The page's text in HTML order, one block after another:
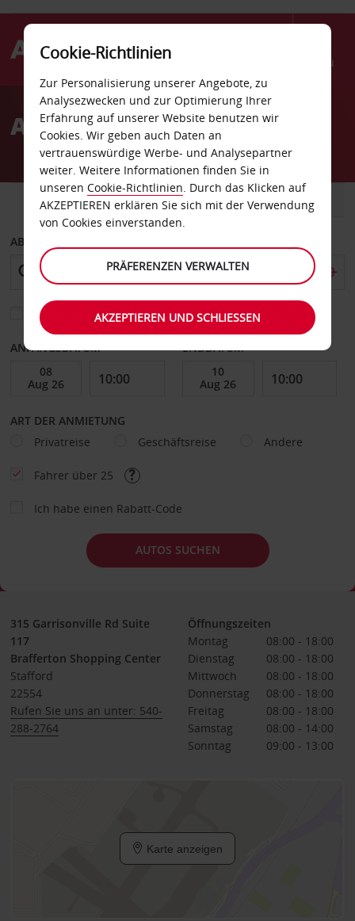
Menü
AvisAutovermietung Stafford
FAHRZEUG TRANSPORTER
ABHOLEN VON
Eine andere Rückgabestation auswählen
ANFANGSDATUM ENDDATUM
ART DER ANMIETUNG
Privatreise
Geschäftsreise Andere
Fahrer über 25
Ich habe einen Rabatt-Code
AUTOS SUCHEN
315 Garrisonville Rd Suite
117
Brafferton Shopping Center
Stafford
22554
Rufen Sie uns an unter: 540-
288-2764
Öffnungszeiten
Montag
08:00 - 18:00
Dienstag
08:00 - 18:00
Mittwoch
08:00 - 18:00
Donnerstag
08:00 - 18:00
Freitag
08:00 - 18:00
Samstag
08:00 - 14:00
Sonntag
09:00 - 13:00
Karte anzeigen
Cookie-Richtlinien
Zur Personalisierung unserer Angebote, zu
Analysezwecken und zur Optimierung Ihrer
Erfahrung auf unserer Website benutzen wir
Cookies. Wir geben auch Daten an
vertrauenswürdige Werbe- und Analysepartner
weiter. Weitere Informationen finden Sie in
unseren Cookie-Richtlinien. Durch das Klicken auf
AKZEPTIEREN erklären Sie sich mit der Verwendung
von Cookies einverstanden.
PRÄFERENZEN VERWALTEN
AKZEPTIEREN UND SCHLIESSEN